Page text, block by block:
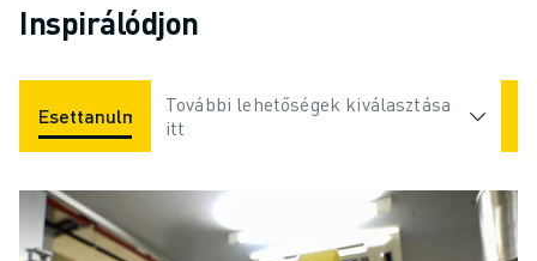
Inspirálódjon
Esettanulmányok Alkalmazások Iparágak
További lehetőségek kiválasztása
itt